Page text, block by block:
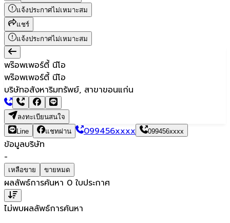
แจ้งประกาศไม่เหมาะสม
แชร์
แจ้งประกาศไม่เหมาะสม
พร๊อพเพอร์ตี้ นีโอ
พร๊อพเพอร์ตี้ นีโอ
บริษัทอสังหาริมทรัพย์, สาขาขอนแก่น
ลงทะเบียนสนใจ
Line
แชทผ่าน 099456xxxx 099456xxxx
ข้อมูลบริษัท
-
เหลือขาย ขายหมด
ผลลัพธ์การค้นหา 0 ใบประกาศ
ไม่พบผลลัพธ์การค้นหา